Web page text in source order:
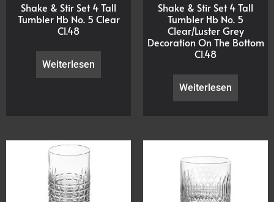
Shake & Stir Set 4 Tall
Tumbler Hb No. 5 Clear
Cl.48
Weiterlesen
Shake & Stir Set 4 Tall
Tumbler Hb No. 5
Clear/Luster Grey
Decoration On The Bottom
Cl.48
Weiterlesen